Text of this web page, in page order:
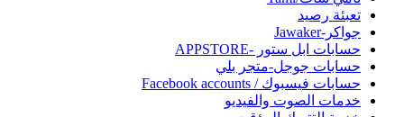
تعبئة رصيد
جواكر-Jawaker
حسابات ابل ستور -APPSTORE
حسابات جوجل-متجر بلي
حسابات فيسبوك / Facebook accounts
خدمات الصوت والفيديو